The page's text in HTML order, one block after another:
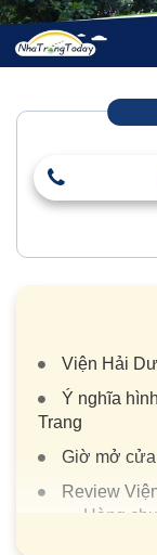
Viện Hải
Ý nghĩa
Trang
Giờ mở
Review
Hàng